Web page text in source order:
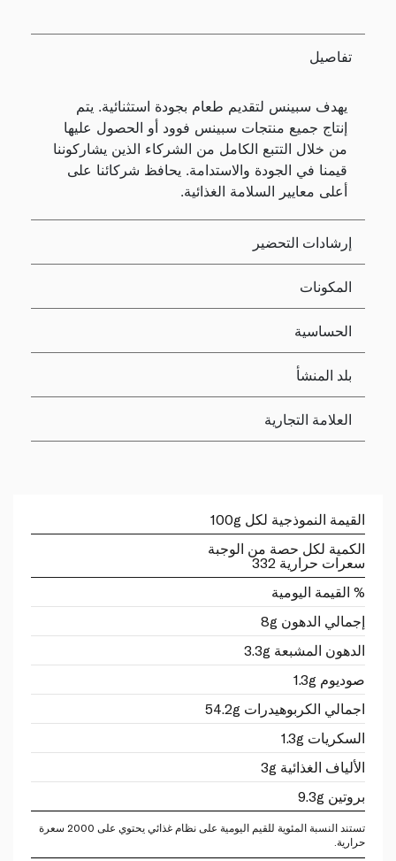
تفاصيل
يهدف سبينس لتقديم طعام بجودة استثنائية. يتم
إنتاج جميع منتجات سبينس فوود أو الحصول عليها
من خلال التتبع الكامل من الشركاء الذين يشاركوننا
قيمنا في الجودة والاستدامة. يحافظ شركائنا على
أعلى معايير السلامة الغذائية.
إرشادات التحضير
المكونات
الحساسية
بلد المنشأ
العلامة التجارية
القيمة النموذجية لكل 100g
الكمية لكل حصة من الوجبة
سعرات حرارية 332
% القيمة اليومية
إجمالي الدهون 8g
الدهون المشبعة 3.3g
صوديوم 1.3g
اجمالي الكربوهيدرات 54.2g
السكريات 1.3g
الألياف الغذائية 3g
بروتين 9.3g
تستند النسبة المئوية للقيم اليومية على نظام غذائي يحتوي على 2000 سعرة
حرارية.